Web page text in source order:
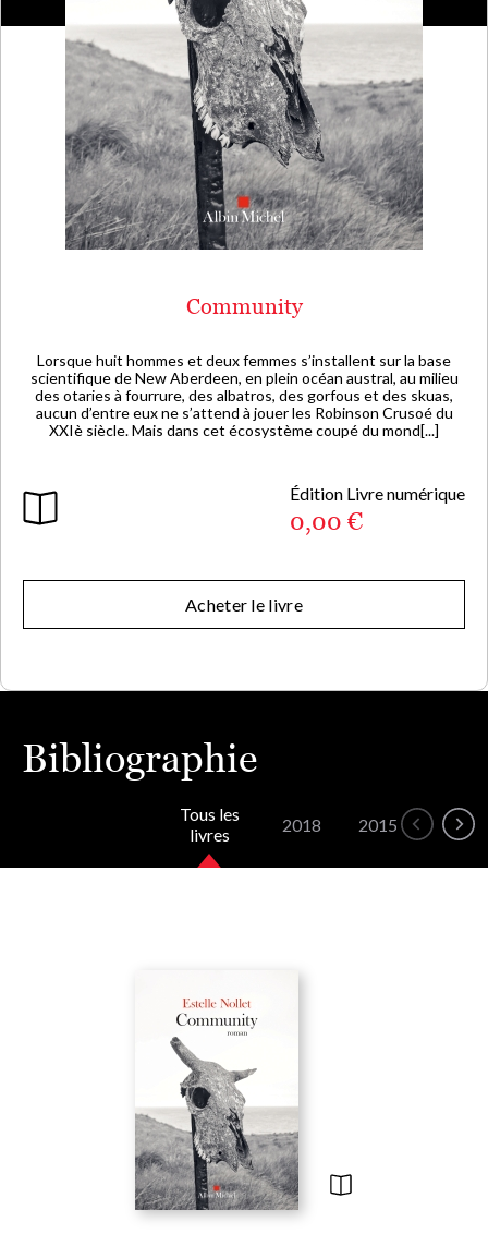
Community
Lorsque huit hommes et deux femmes s’installent sur la base
scientifique de New Aberdeen, en plein océan austral, au milieu
des otaries à fourrure, des albatros, des gorfous et des skuas,
aucun d’entre eux ne s’attend à jouer les Robinson Crusoé du
XXIè siècle. Mais dans cet écosystème coupé du mond[...]
Édition Livre numérique
0,00 €
Acheter le livre
Bibliographie
Tous les
livres
2018 2015 2011